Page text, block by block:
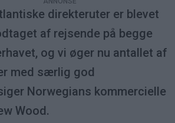
direkteruter er blevet
af rejsende på begge
og vi øger nu antallet af
med særlig god
Norwegians kommercielle
Wood.